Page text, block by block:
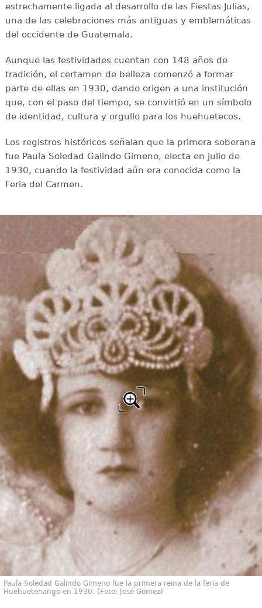
estrechamente ligada al desarrollo de las Fiestas Julias,
una de las celebraciones más antiguas y emblemáticas
del occidente de Guatemala.
Aunque las festividades cuentan con 148 años de
tradición, el certamen de belleza comenzó a formar
parte de ellas en 1930, dando origen a una institución
que, con el paso del tiempo, se convirtió en un símbolo
de identidad, cultura y orgullo para los huehuetecos.
Los registros históricos señalan que la primera soberana
fue Paula Soledad Galindo Gimeno, electa en julio de
1930, cuando la festividad aún era conocida como la
Feria del Carmen.
Paula Soledad Galindo Gimeno fue la primera reina de la feria de
Huehuetenango en 1930. (Foto: José Gómez)